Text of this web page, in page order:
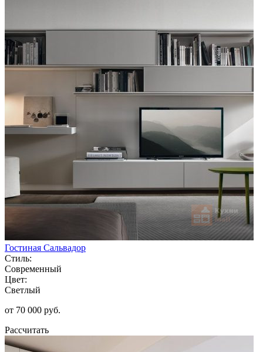
Гостиная Сальвадор
Стиль:
Современный
Цвет:
Светлый
от 70 000 руб.
Рассчитать